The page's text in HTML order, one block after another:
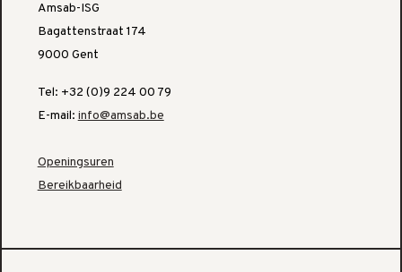
Amsab-ISG
Bagattenstraat 174
9000 Gent
Tel: +32 (0)9 224 00 79
E-mail: info@amsab.be
Openingsuren
Bereikbaarheid